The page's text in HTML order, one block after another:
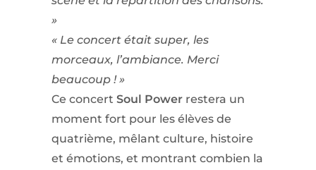
»
« Le concert était super, les
morceaux, l’ambiance. Merci
beaucoup ! »
Ce concert Soul Powerrestera un
moment fort pour les élèves de
quatrième, mêlant culture, histoire
et émotions, et montrant combien la